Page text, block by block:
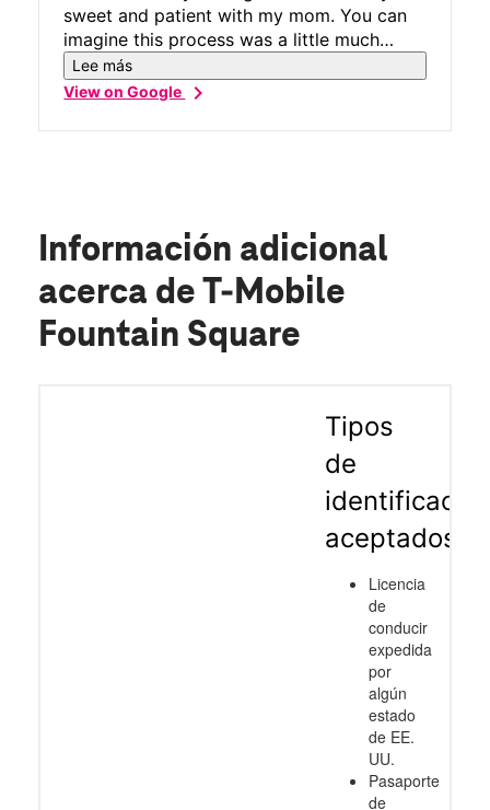
sweet and patient with my mom. You can
imagine this process was a little much
trying to call in and the wait time was an
hour.. then we got disconnected and had to
she didn’t hesitate to tell us. “I would be
Lee más
View on Googlechevron_right
Información adicional
acerca de T-Mobile
Fountain Square
Tipos
de
aceptados
Licencia
de
conducir
expedida
por
algún
estado
de EE.
UU.
Pasaporte
de